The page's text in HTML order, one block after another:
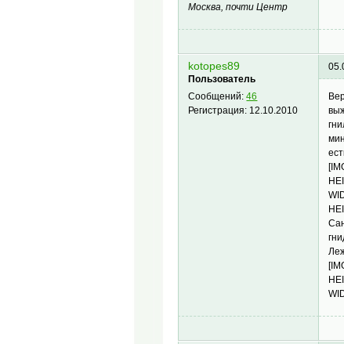
Москва, почти Центр
kotopes89
Пользователь
Сообщений:46
Регистрация: 12.10.2010